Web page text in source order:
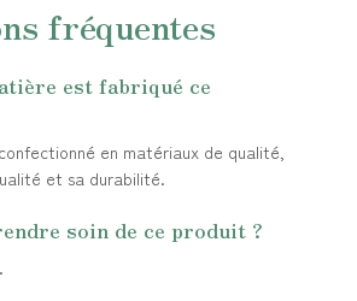
fréquentes
est fabriqué ce
en matériaux de qualité,
et sa durabilité.
soin de ce produit ?